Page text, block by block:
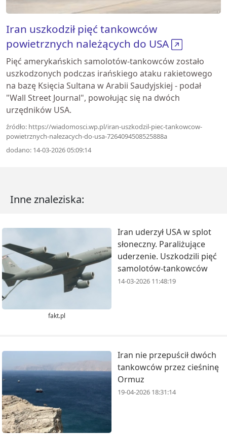
Iran uszkodził pięć tankowców
powietrznych należących do USA
Pięć amerykańskich samolotów-tankowców zostało
uszkodzonych podczas irańskiego ataku rakietowego
na bazę Księcia Sultana w Arabii Saudyjskiej - podał
"Wall Street Journal", powołując się na dwóch
urzędników USA.
źródło: https://wiadomosci.wp.pl/iran-uszkodzil-piec-tankowcow-
powietrznych-nalezacych-do-usa-7264094508525888a
dodano: 14-03-2026 05:09:14
Inne znaleziska:
fakt.pl
Iran uderzył USA w splot
słoneczny. Paraliżujące
uderzenie. Uszkodzili pięć
samolotów-tankowców
14-03-2026 11:48:19
Iran nie przepuścił dwóch
tankowców przez cieśninę
Ormuz
19-04-2026 18:31:14